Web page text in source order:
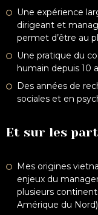
Une expérience
dirigeant et
permet d’être au
Une pratique du
humain depuis 10
Des années de
sociales et en
Et sur les
Mes origines
enjeux du
plusieurs
Amérique du Nord)